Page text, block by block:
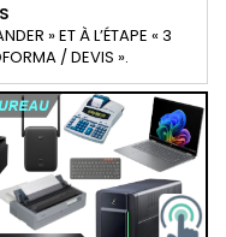
» ET À L’ÉTAPE « 3
/ DEVIS ».